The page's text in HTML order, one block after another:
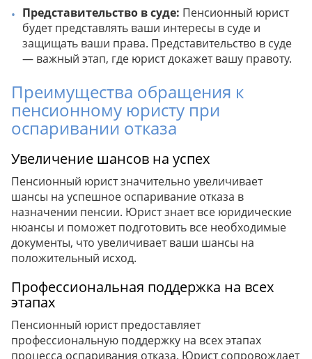
Представительство в суде: Пенсионный юрист
будет представлять ваши интересы в суде и
защищать ваши права. Представительство в суде
— важный этап, где юрист докажет вашу правоту.
Преимущества обращения к
пенсионному юристу при
оспаривании отказа
Увеличение шансов на успех
Пенсионный юрист значительно увеличивает
шансы на успешное оспаривание отказа в
назначении пенсии. Юрист знает все юридические
нюансы и поможет подготовить все необходимые
документы, что увеличивает ваши шансы на
положительный исход.
Профессиональная поддержка на всех
этапах
Пенсионный юрист предоставляет
профессиональную поддержку на всех этапах
процесса оспаривания отказа. Юрист сопровождает